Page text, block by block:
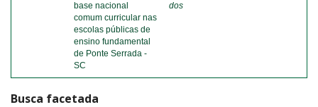
base nacional
comum curricular nas
escolas públicas de
ensino fundamental
de Ponte Serrada -
SC
dos
Busca facetada